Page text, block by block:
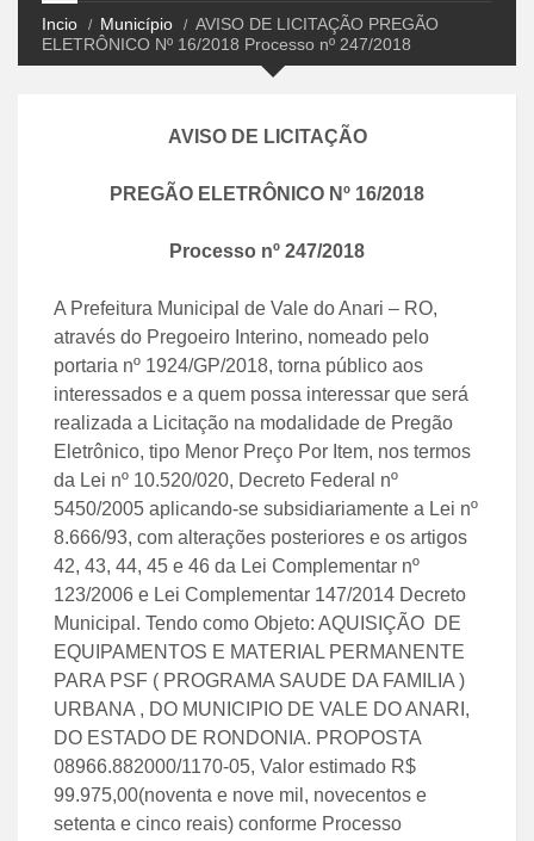
Incio Município
AVISO DE LICITAÇÃO PREGÃO
ELETRÔNICO Nº 16/2018 Processo nº 247/2018
AVISO DE LICITAÇÃO
PREGÃO ELETRÔNICO Nº 16/2018
Processo nº 247/2018
A Prefeitura Municipal de Vale do Anari – RO,
através do Pregoeiro Interino, nomeado pelo
portaria nº 1924/GP/2018, torna público aos
interessados e a quem possa interessar que será
realizada a Licitação na modalidade de Pregão
Eletrônico, tipo Menor Preço Por Item, nos termos
da Lei nº 10.520/020, Decreto Federal nº
5450/2005 aplicando-se subsidiariamente a Lei nº
8.666/93, com alterações posteriores e os artigos
42, 43, 44, 45 e 46 da Lei Complementar nº
123/2006 e Lei Complementar 147/2014 Decreto
Municipal. Tendo como Objeto: AQUISIÇÃO DE
EQUIPAMENTOS E MATERIAL PERMANENTE
PARA PSF ( PROGRAMA SAUDE DA FAMILIA )
URBANA , DO MUNICIPIO DE VALE DO ANARI,
DO ESTADO DE RONDONIA. PROPOSTA
08966.882000/1170-05, Valor estimado R$
99.975,00(noventa e nove mil, novecentos e
setenta e cinco reais) conforme Processo